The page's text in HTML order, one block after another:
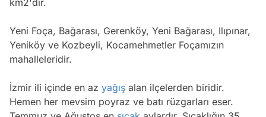
Yeni Foça, Bağarası, Gerenköy, Yeni Bağarası, Ilıpınar,
Yeniköy ve Kozbeyli, Kocamehmetler Foçamızın
mahalleleridir.
İzmir ili içinde en az yağış alan ilçelerden biridir.
Hemen her mevsim poyraz ve batı rüzgarları eser.